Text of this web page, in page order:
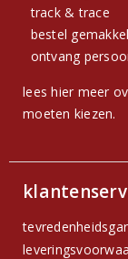
track & trace
bestel
ontvang
lees hier meer
moeten kiezen.